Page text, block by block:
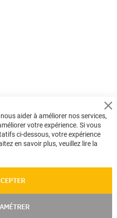
préservation de la
de l'eau.
leaders
de
et
que leader des raccords
depuis 1967. Leur
et l'utilisation de
reflète dans la
haute qualité. Certifiés
aider à améliorer nos services,
votre expérience. Si vous
ci-dessous, votre expérience
en savoir plus, veuillez lire la